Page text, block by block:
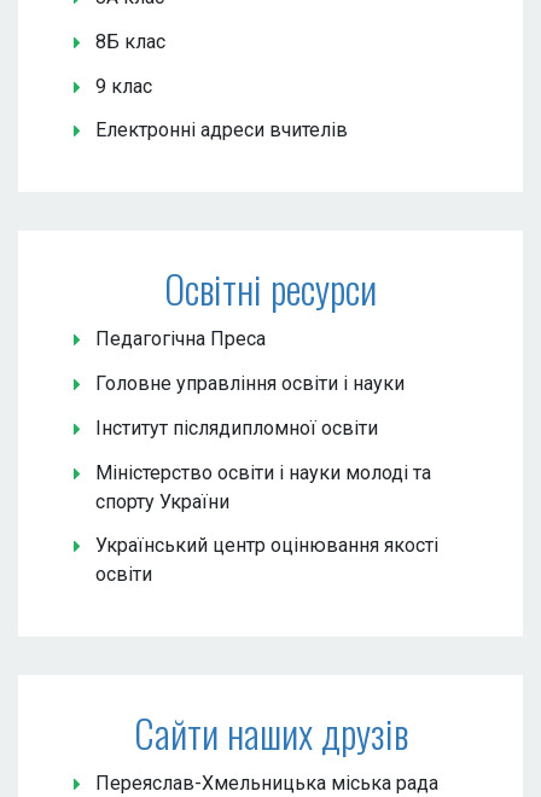
8Б клас
9 клас
Електронні адреси вчителів
Освітні ресурси
Педагогічна Преса
Головне управління освіти і науки
Інститут післядипломної освіти
Міністерство освіти і науки молоді та
спорту України
Український центр оцінювання якості
освіти
Сайти наших друзів
Переяслав-Хмельницька міська рада